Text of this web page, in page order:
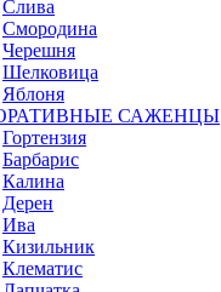
Слива
Смородина
Черешня
Шелковица
Яблоня
САЖЕНЦЫ
Гортензия
Барбарис
Калина
Дерен
Ива
Кизильник
Клематис